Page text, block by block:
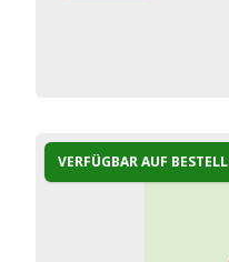
VERFÜGBAR AUF